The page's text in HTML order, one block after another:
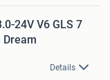
24V V6 GLS 7
Details